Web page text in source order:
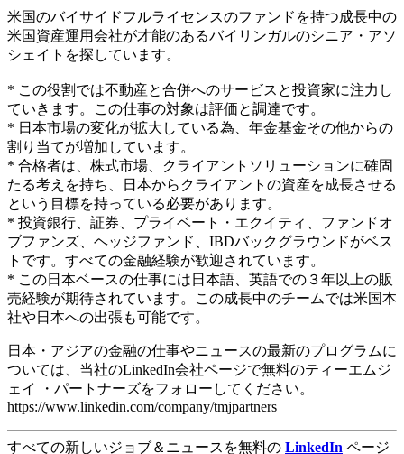
米国のバイサイドフルライセンスのファンドを持つ成長中の
米国資産運用会社が才能のあるバイリンガルのシニア・アソ
シェイトを探しています。
* この役割では不動産と合併へのサービスと投資家に注力し
ていきます。この仕事の対象は評価と調達です。
* 日本市場の変化が拡大している為、年金基金その他からの
割り当てが増加しています。
* 合格者は、株式市場、クライアントソリューションに確固
たる考えを持ち、日本からクライアントの資産を成長させる
という目標を持っている必要があります。
* 投資銀行、証券、プライベート・エクイティ、ファンドオ
ブファンズ、ヘッジファンド、IBDバックグラウンドがベス
トです。すべての金融経験が歓迎されています。
​* この日本ベースの仕事には日本語、英語での３年以上の販
売経験が期待されています。この成長中のチームでは米国本
社や日本への出張も可能です。
日本・アジアの金融の仕事やニュースの最新のプログラムに
ついては、当社のLinkedIn会社ページで無料のティーエムジ
ェイ ・パートナーズをフォローしてください。
https://www.linkedin.com/company/tmjpartners
すべての新しいジョブ＆ニュースを無料の LinkedIn ページ